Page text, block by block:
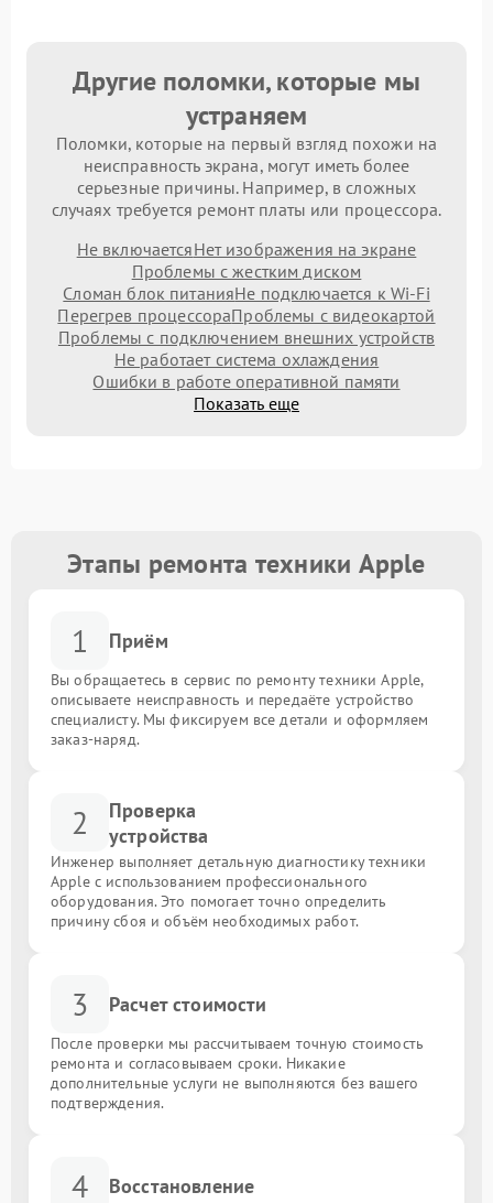
Другие поломки, которые мы
устраняем
Поломки, которые на первый взгляд похожи на
неисправность экрана, могут иметь более
серьезные причины. Например, в сложных
случаях требуется ремонт платы или процессора.
Не включаетсяНет изображения на экране
Проблемы с жестким диском
Сломан блок питанияНе подключается к Wi-Fi
Перегрев процессораПроблемы с видеокартой
Проблемы с подключением внешних устройств
Не работает система охлаждения
Ошибки в работе оперативной памяти
Показать еще
Этапы ремонта техники Apple
1 Приём
Вы обращаетесь в сервис по ремонту техники Apple,
описываете неисправность и передаёте устройство
специалисту. Мы фиксируем все детали и оформляем
заказ-наряд.
2
Проверка
устройства
Инженер выполняет детальную диагностику техники
Apple с использованием профессионального
оборудования. Это помогает точно определить
причину сбоя и объём необходимых работ.
3 Расчет стоимости
После проверки мы рассчитываем точную стоимость
ремонта и согласовываем сроки. Никакие
дополнительные услуги не выполняются без вашего
подтверждения.
4 Восстановление